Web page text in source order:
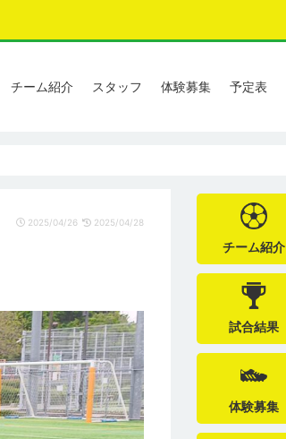
チーム紹介 スタッフ 体験募集 予定表
2025/04/26 2025/04/28
チーム紹介
試合結果
体験募集